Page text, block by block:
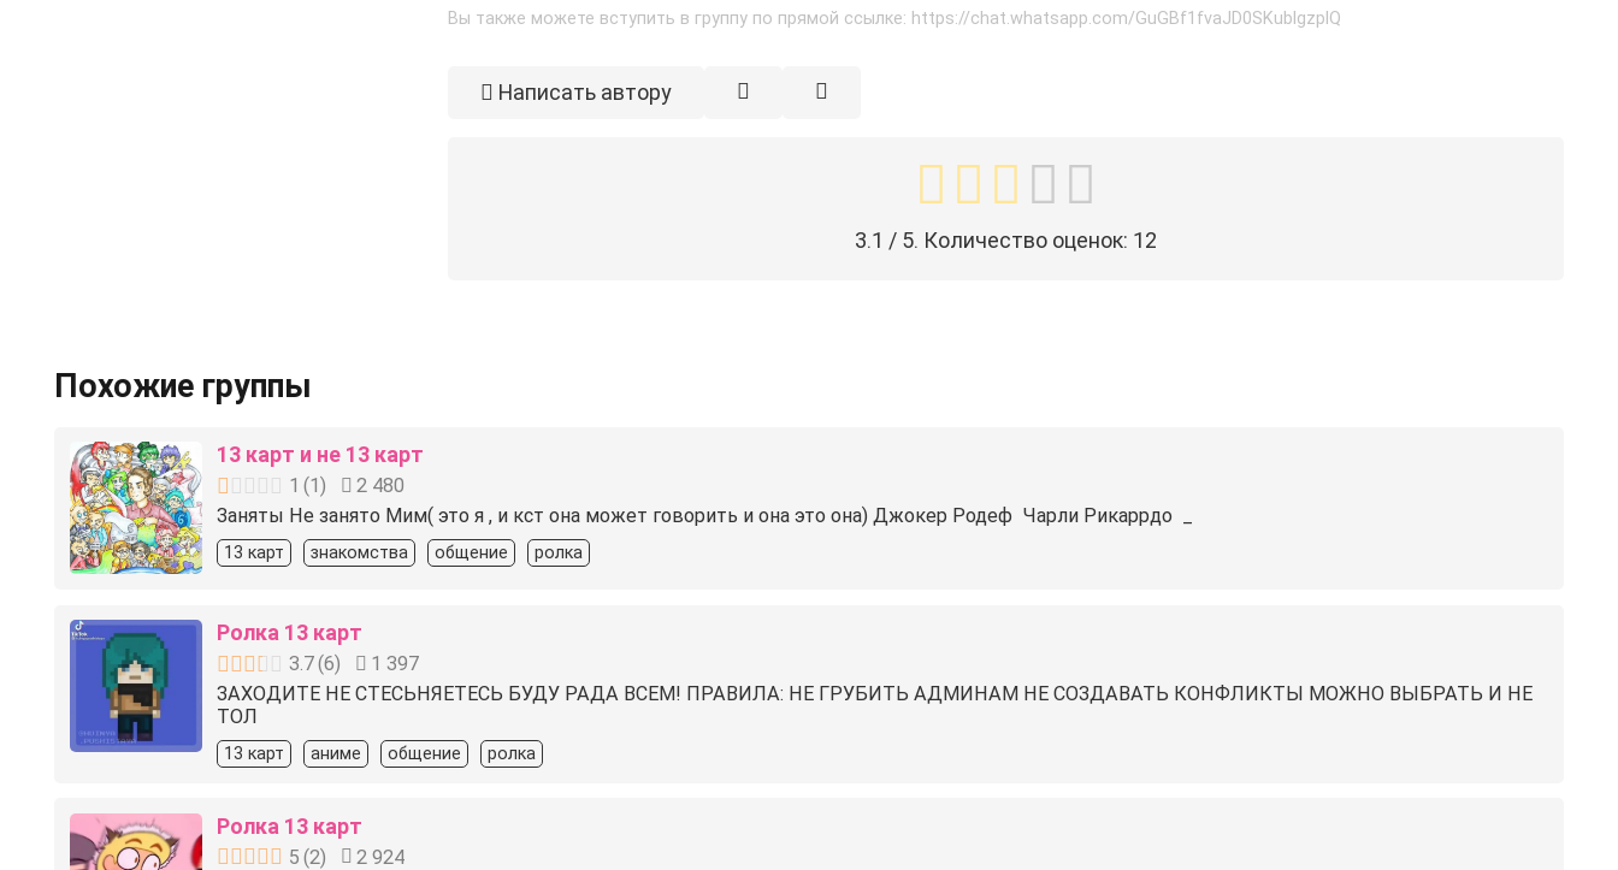
Вы также можете вступить в группу по прямой ссылке: https://chat.whatsapp.com/GuGBf1fvaJD0SKublgzplQ
Написать автору
3.1 / 5. Количество оценок: 12
Похожие группы
13 карт и не 13 карт
1 (1 )
2 480
Заняты Не занято️ Мим( это я , и кст она может говорить и она это она) Джокер️ Родеф ️ Чарли️ Рикаррдо ️ _
13 карт знакомства общение ролка
Ролка 13 карт
3.7(6)
1 397
ЗАХОДИТЕ НЕ СТЕСЬНЯЕТЕСЬ БУДУ РАДА ВСЕМ! ПРАВИЛА: НЕ ГРУБИТЬ АДМИНАМ НЕ СОЗДАВАТЬ КОНФЛИКТЫ МОЖНО ВЫБРАТЬ И НЕ
ТОЛ
13 карт аниме общение ролка
Ролка 13 карт
5 (2)
2 924